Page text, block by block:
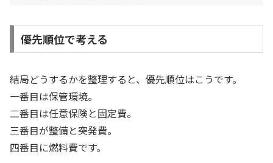
優先順位で考える
結局どうするかを整理すると、優先順位はこうです。
一番目は保管環境。
二番目は任意保険と固定費。
三番目が整備と突発費。
四番目に燃料費です。